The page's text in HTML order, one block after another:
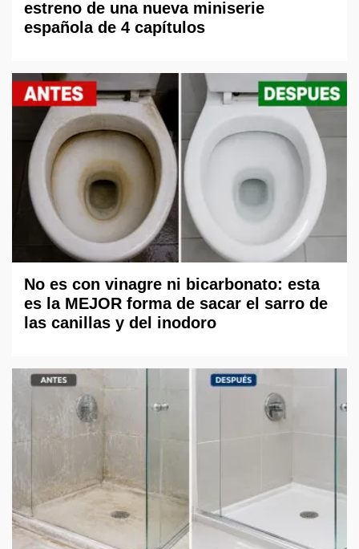
estreno de una nueva miniserie
española de 4 capítulos
No es con vinagre ni bicarbonato: esta
es la MEJOR forma de sacar el sarro de
las canillas y del inodoro